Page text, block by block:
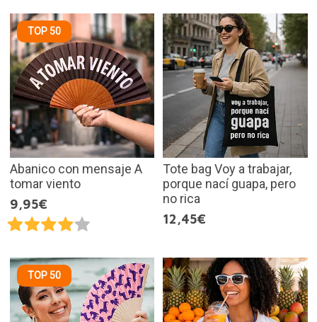
TOP 50
Abanico con mensaje A
tomar viento
9,95€
Tote bag Voy a trabajar,
porque nací guapa, pero
no rica
12,45€
TOP 50